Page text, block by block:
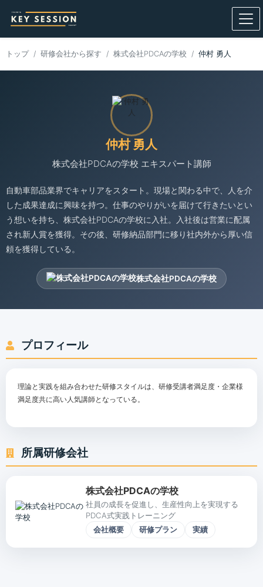
トップ 研修会社から探す 株式会社PDCAの学校 仲村 勇人
仲村 勇人
株式会社PDCAの学校 エキスパート講師
自動車部品業界でキャリアをスタート。現場と関わる中で、人を介
した成果達成に興味を持つ。仕事のやりがいを届けて行きたいとい
う想いを持ち、株式会社PDCAの学校に入社。入社後は営業に配属
され新人賞を獲得。その後、研修納品部門に移り社内外から厚い信
頼を獲得している。
株式会社PDCAの学校
プロフィール
理論と実践を組み合わせた研修スタイルは、研修受講者満足度・企業様
満足度共に高い人気講師となっている。
所属研修会社
株式会社PDCAの学校
社員の成長を促進し、生産性向上を実現する
PDCA式実践トレーニング
会社概要
研修プラン 実績